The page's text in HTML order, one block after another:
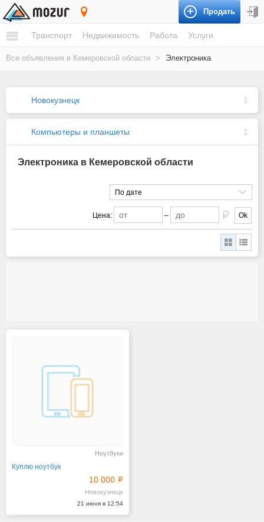
Продать
Транспорт Недвижимость Работа Услуги
Все объявления в Кемеровской области > Электроника
Новокузнецк 1
Компьютеры и планшеты 1
Электроника в Кемеровской области
По дате
Цена: – Ok
Ноутбуки
Куплю ноутбук
10 000
Новокузнецк
21 июня в 12:54